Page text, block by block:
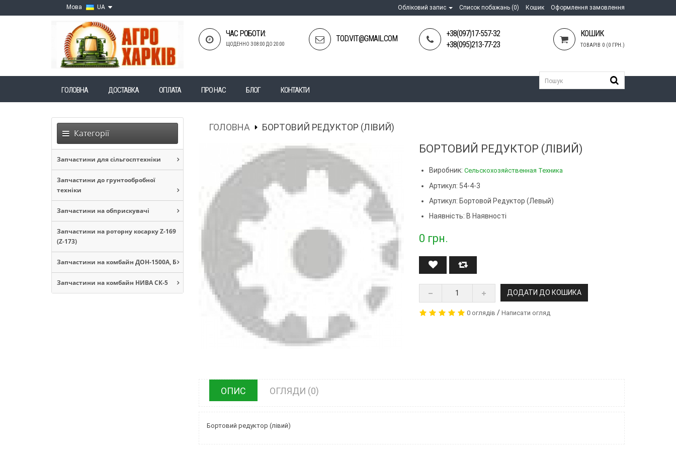
Мова UA Обліковий запис Список побажань (0) Кошик Оформлення замовлення
ЧАС РОБОТИ:
ЩОДЕННО З 08:00 ДО 20:00
TOD.VIT@GMAIL.COM
+38(097)17-557-32
+38(095)213-77-23
КОШИК
ТОВАРІВ 0 (0 ГРН.)
ГОЛОВНА ДОСТАВКА ОПЛАТА ПРО НАС БЛОГ КОНТАКТИ
Категорії
Запчастини для сільгосптехніки
Запчастини до грунтообробної
техніки
Запчастини на обприскувачі
Запчастини на роторну косарку Z-169
(Z-173)
Запчастини на комбайн ДОН-1500А, Б
Запчастини на комбайн НИВА СК-5
ГОЛОВНА БОРТОВИЙ РЕДУКТОР (ЛІВИЙ)
БОРТОВИЙ РЕДУКТОР (ЛІВИЙ)
Виробник:Сельскохозяйственная Техника
Артикул: 54-4-3
Артикул: Бортовой Редуктор (левый)
Наявність: В Наявності
0 грн.
ДОДАТИ ДО КОШИКА
0 оглядів /Написати огляд
ОПИС ОГЛЯДИ (0)
Бортовий редуктор (лівий)